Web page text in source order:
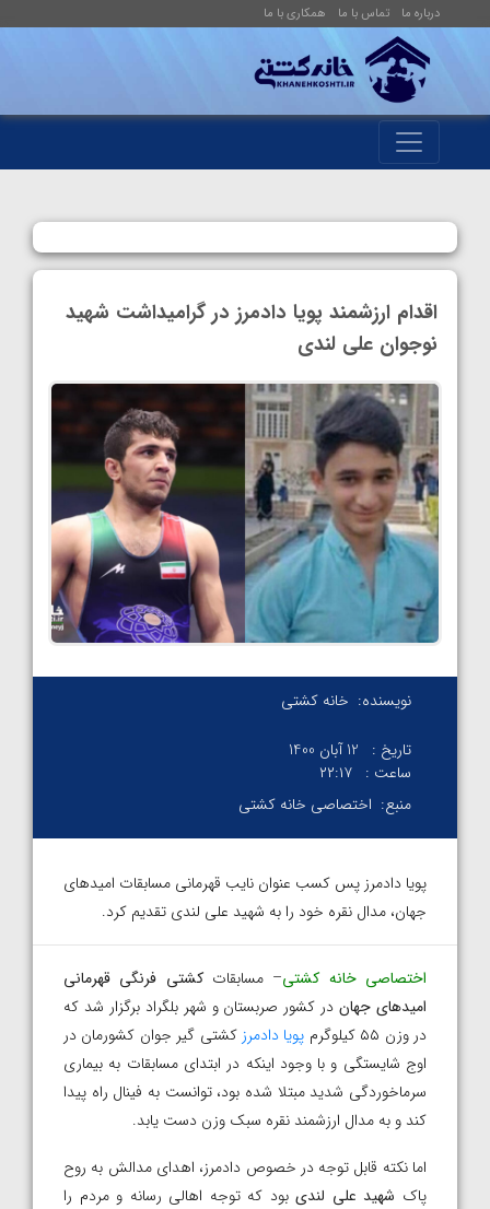
درباره ما تماس با ما همکاری با ما
اقدام ارزشمند پویا دادمرز در گرامیداشت شهید
نوجوان علی لندی
نویسنده: خانه کشتی
تاریخ :
12 آبان 1400
ساعت : ۲۲:۱۷
منبع: اختصاصی خانه کشتی
پویا دادمرز پس کسب عنوان نایب قهرمانی مسابقات امیدهای
جهان، مدال نقره خود را به شهید علی لندی تقدیم کرد.
اختصاصی خانه کشتی– مسابقاتکشتی فرنگی قهرمانی
امیدهای جهاندر کشور صربستان و شهر بلگراد برگزار شد که
در وزن ۵۵ کیلوگرم
پویا دادمرز کشتی گیر جوان کشورمان در
اوج شایستگی و با وجود اینکه در ابتدای مسابقات به بیماری
سرماخوردگی شدید مبتلا شده بود، توانست به فینال راه پیدا
کند و به مدال ارزشمند نقره سبک وزن دست یابد.
اما نکته قابل توجه در خصوص دادمرز، اهدای مدالش به روح
پاک شهید علی لندیبود که توجه اهالی رسانه و مردم را